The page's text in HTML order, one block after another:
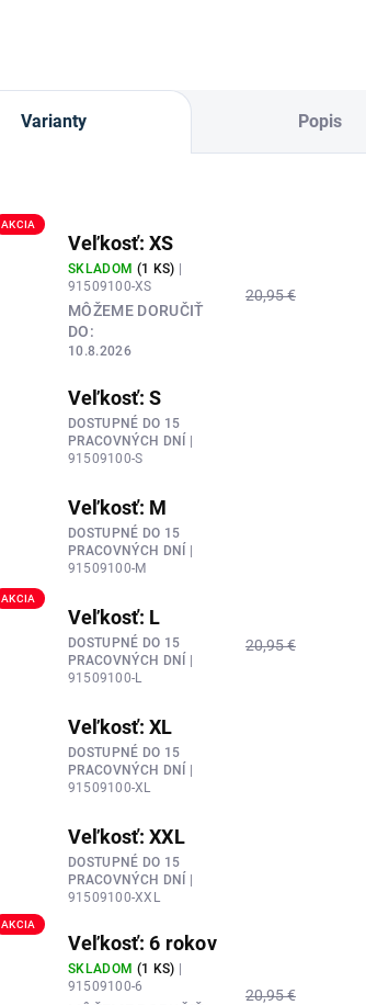
Varianty Popis
AKCIA
Veľkosť: XS
SKLADOM (1 KS)
91509100-XS
MÔŽEME DORUČIŤ
DO:
10.8.2026
20,95 €
Veľkosť: S
DOSTUPNÉ DO 15
PRACOVNÝCH DNÍ |
91509100-S
Veľkosť: M
DOSTUPNÉ DO 15
PRACOVNÝCH DNÍ |
91509100-M
AKCIA
Veľkosť: L
DOSTUPNÉ DO 15
PRACOVNÝCH DNÍ |
91509100-L
20,95 €
Veľkosť: XL
DOSTUPNÉ DO 15
PRACOVNÝCH DNÍ |
91509100-XL
Veľkosť: XXL
DOSTUPNÉ DO 15
PRACOVNÝCH DNÍ |
91509100-XXL
AKCIA
Veľkosť: 6 rokov
SKLADOM (1 KS)
91509100-6
20,95 €